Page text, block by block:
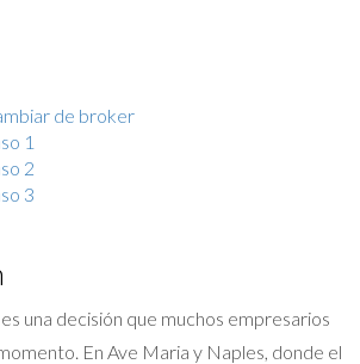
de broker
1
2
3
una decisión que muchos empresarios
En Ave Maria y Naples, donde el